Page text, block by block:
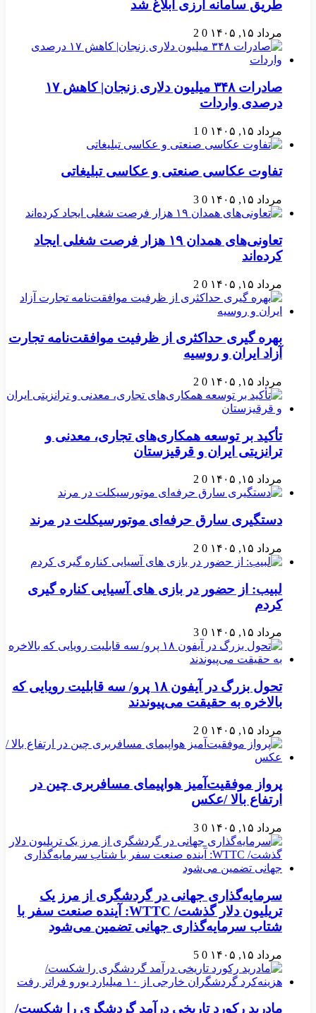
طریق سامانه ارزی ابلاغ شد
مرداد ۱۵, ۱۴۰۵ 0
2
صادرات ۳۴۸ میلیون دلاری زنجان| ‌کاهش ۱۷
درصدی واردات
مرداد ۱۵, ۱۴۰۵ 0
1
تفاوت عکاسی صنعتی و عکاسی تبلیغاتی
مرداد ۱۵, ۱۴۰۵ 0
3
تعاونی‌های همدان ۱۹ هزار فرصت شغلی ایجاد
کرده‌اند
مرداد ۱۵, ۱۴۰۵ 0
2
بهره گیری حداکثری از ظرفیت موافقت‌نامه تجارت
آزاد ایران و روسیه
مرداد ۱۵, ۱۴۰۵ 0
2
تأکید بر توسعه همکاری‌های تجاری، معدنی و
ترانزیتی ایران و قرقیزستان
مرداد ۱۵, ۱۴۰۵ 0
2
دستگیری سارق حرفه‌ای موتورسیکلت در مرند
مرداد ۱۵, ۱۴۰۵ 0
2
لبیب: از حضور در بازی های آسیایی کناره گیری
کردم
مرداد ۱۵, ۱۴۰۵ 0
3
تحول بزرگ در آیفون ۱۸ پرو/ سه قابلیت رویایی که
بالاخره به حقیقت می‌پیوندند
مرداد ۱۵, ۱۴۰۵ 0
2
پرواز موفقیت‌آمیز هواپیمای مسافربری چین در
ارتفاع بالا /عکس
مرداد ۱۵, ۱۴۰۵ 0
3
سرمایه‌گذاری جهانی در گردشگری از مرز یک
تریلیون دلار گذشت/ WTTC: آینده صنعت سفر با
شتاب سرمایه‌گذاری جهانی تضمین می‌شود
مرداد ۱۵, ۱۴۰۵ 0
5
مادرید رکورد تاریخی درآمد گردشگری را شکست/